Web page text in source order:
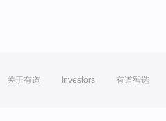
关于有道 Investors 有道智选